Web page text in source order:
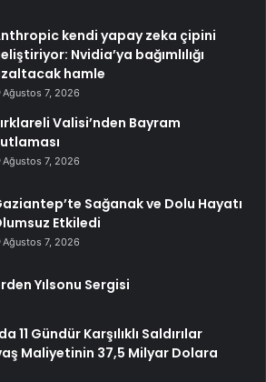
kendi yapay zeka çipini
Nvidia’ya bağımlılığı
hamle
Ağustos 7, 2026
Valisi’nden Bayram
Ağustos 7, 2026
Sağanak ve Dolu Hayatı
Etkiledi
Ağustos 7, 2026
Yılsonu Sergisi
11 Gündür Karşılıklı Saldırılar
Maliyetinin 37,5 Milyar Dolara